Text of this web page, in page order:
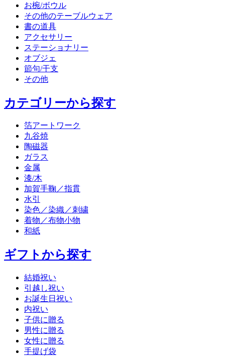
お椀/ボウル
その他のテーブルウェア
書の道具
アクセサリー
ステーショナリー
オブジェ
節句/干支
その他
カテゴリーから探す
箔アートワーク
九谷焼
陶磁器
ガラス
金属
漆/木
加賀手鞠／指貫
水引
染色／染織／刺繍
着物／布物小物
和紙
ギフトから探す
結婚祝い
引越し祝い
お誕生日祝い
内祝い
子供に贈る
男性に贈る
女性に贈る
手提げ袋